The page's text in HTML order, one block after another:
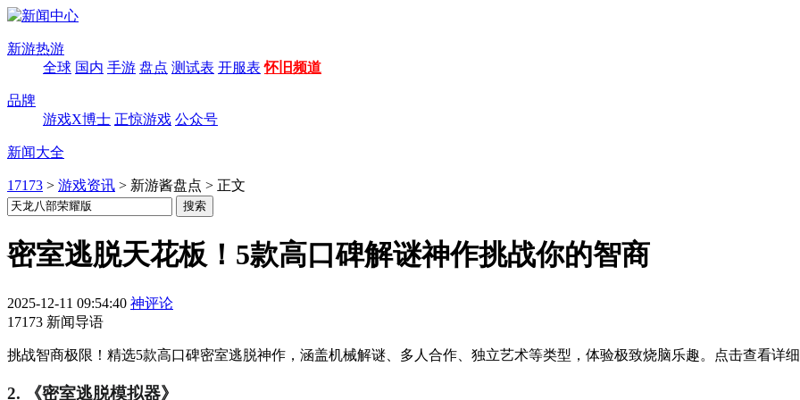
新游热游
全球 国内 手游 盘点 测试表 开服表 怀旧频道
品牌
游戏X博士 正惊游戏 公众号
新闻大全
17173 > 游戏资讯 > 新游酱盘点 > 正文
密室逃脱天花板！5款高口碑解谜神作挑战你的智商
2025-12-11 09:54:40 神评论
17173 新闻导语
挑战智商极限！精选5款高口碑密室逃脱神作，涵盖机械解谜、多人合作、独立艺术等类型，体验极致烧脑乐趣。点击查看详
2. 《密室逃脱模拟器》